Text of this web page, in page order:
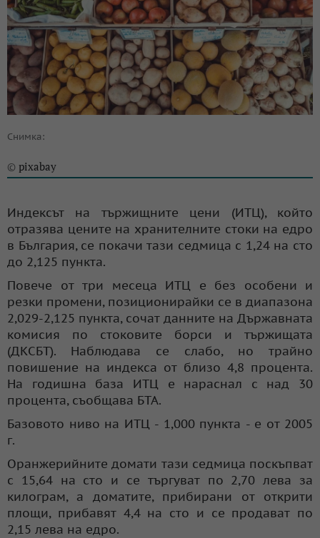
Снимка:
© pixabay
Индексът на тържищните цени (ИТЦ), който
отразява цените на хранителните стоки на едро
в България, се покачи тази седмица с 1,24 на сто
до 2,125 пункта.
Повече от три месеца ИТЦ е без особени и
резки промени, позиционирайки се в диапазона
2,029-2,125 пункта, сочат данните на Държавната
комисия по стоковите борси и тържищата
(ДКСБТ). Наблюдава се слабо, но трайно
повишение на индекса от близо 4,8 процента.
На годишна база ИТЦ е нараснал с над 30
процента, съобщава БТА.
Базовото ниво на ИТЦ - 1,000 пункта - е от 2005
г.
Оранжерийните домати тази седмица поскъпват
с 15,64 на сто и се търгуват по 2,70 лева за
килограм, а доматите, прибирани от открити
площи, прибавят 4,4 на сто и се продават по
2,15 лева на едро.